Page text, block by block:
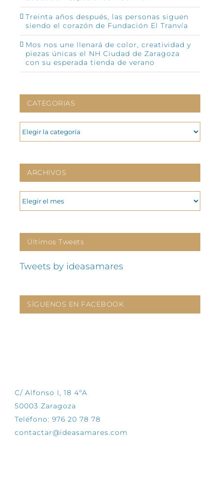
Treinta años después, las personas siguen
siendo el corazón de Fundación El Tranvía
Mos nos une llenará de color, creatividad y
piezas únicas el NH Ciudad de Zaragoza
con su esperada tienda de verano
CATEGORIAS
CATEGORIAS
ARCHIVOS
ARCHIVOS
Últimos Tweets
Tweets by ideasamares
SÍGUENOS EN FACEBOOK
C/ Alfonso I, 18 4ºA
50003 Zaragoza
Teléfono: 976 20 78 78
contactar@ideasamares.com